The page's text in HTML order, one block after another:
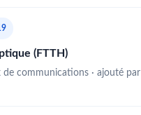
(FTTH)
de communications · ajouté par